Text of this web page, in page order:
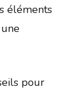
éléments
pour